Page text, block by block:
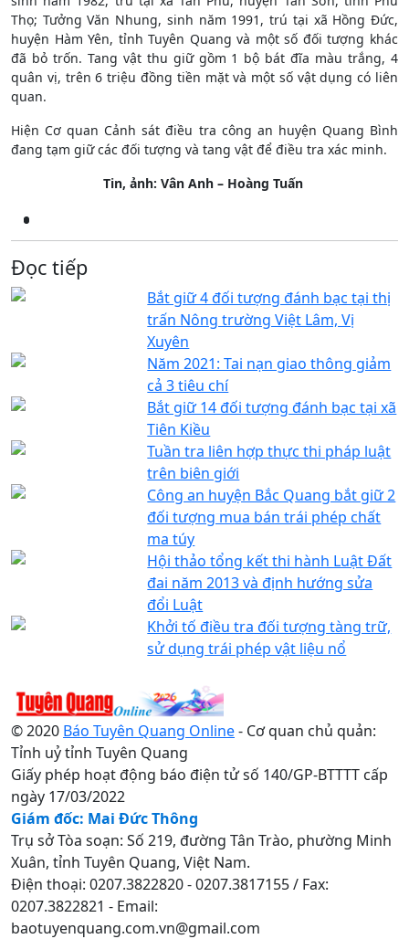
Thọ; Tưởng Văn Nhung, sinh năm 1991, trú tại xã Hồng Đức,
huyện Hàm Yên, tỉnh Tuyên Quang và một số đối tượng khác
đã bỏ trốn. Tang vật thu giữ gồm 1 bộ bát đĩa màu trắng, 4
quân vị, trên 6 triệu đồng tiền mặt và một số vật dụng có liên
quan.
Hiện Cơ quan Cảnh sát điều tra công an huyện Quang Bình
đang tạm giữ các đối tượng và tang vật để điều tra xác minh.
Tin, ảnh: Vân Anh – Hoàng Tuấn
Đọc tiếp
Bắt giữ 4 đối tượng đánh bạc tại thị
trấn Nông trường Việt Lâm, Vị
Xuyên
Năm 2021: Tai nạn giao thông giảm
cả 3 tiêu chí
Bắt giữ 14 đối tượng đánh bạc tại xã
Tiên Kiều
Tuần tra liên hợp thực thi pháp luật
trên biên giới
Công an huyện Bắc Quang bắt giữ 2
đối tượng mua bán trái phép chất
ma túy
Hội thảo tổng kết thi hành Luật Đất
đai năm 2013 và định hướng sửa
đổi Luật
Khởi tố điều tra đối tượng tàng trữ,
sử dụng trái phép vật liệu nổ
© 2020 Báo Tuyên Quang Online- Cơ quan chủ quản:
Tỉnh uỷ tỉnh Tuyên Quang
Giấy phép hoạt động báo điện tử số 140/GP-BTTTT cấp
ngày 17/03/2022
Giám đốc: Mai Đức Thông
Trụ sở Tòa soạn: Số 219, đường Tân Trào, phường Minh
Xuân, tỉnh Tuyên Quang, Việt Nam.
Điện thoại: 0207.3822820 - 0207.3817155 / Fax:
0207.3822821 - Email:
baotuyenquang.com.vn@gmail.com